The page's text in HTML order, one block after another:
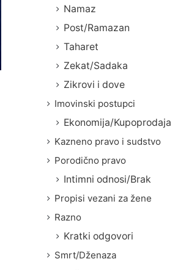
Namaz
Post/Ramazan
Taharet
Zekat/Sadaka
Zikrovi i dove
Imovinski postupci
Ekonomija/Kupoprodaja
Kazneno pravo i sudstvo
Porodično pravo
Intimni odnosi/Brak
Propisi vezani za žene
Razno
Kratki odgovori
Smrt/Dženaza